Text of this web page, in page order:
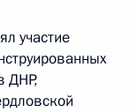
участие
ДНР,